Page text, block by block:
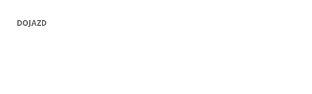
DOJAZD